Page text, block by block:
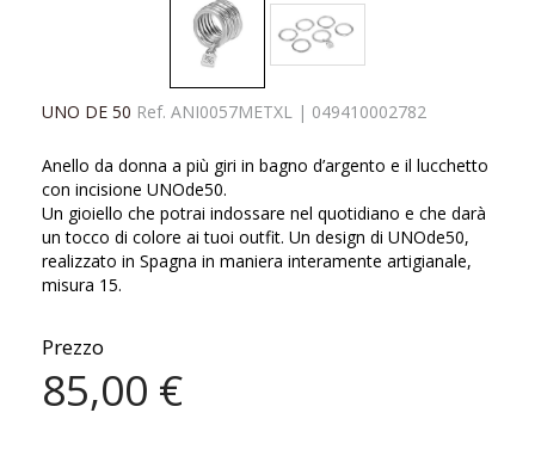
UNO DE 50 Ref. ANI0057METXL | 049410002782
Anello da donna a più giri in bagno d’argento e il lucchetto
con incisione UNOde50.
Un gioiello che potrai indossare nel quotidiano e che darà
un tocco di colore ai tuoi outfit. Un design di UNOde50,
realizzato in Spagna in maniera interamente artigianale,
misura 15.
Prezzo
85,00 €